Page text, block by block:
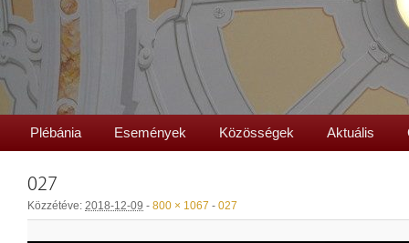
Plébánia Események Közösségek Aktuális
027
Közzétéve: 2018-12-09 - 800 × 1067 - 027